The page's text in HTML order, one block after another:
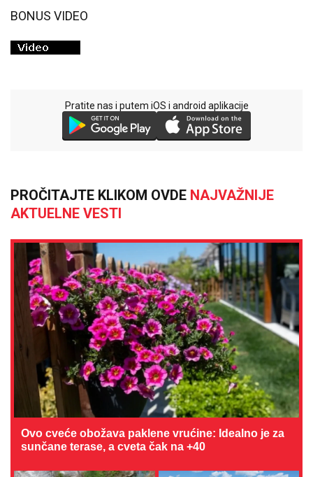
BONUS VIDEO
Pratite nas i putem iOS i android aplikacije
PROČITAJTE KLIKOM OVDE NAJVAŽNIJE
AKTUELNE VESTI
Ovo cveće obožava paklene vrućine: Idealno je za
sunčane terase, a cveta čak na +40